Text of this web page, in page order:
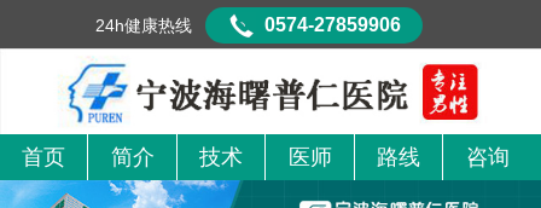
首页 简介 技术 医师 路线 咨询
24h健康热线 0574-27859906